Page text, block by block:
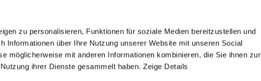
zu personalisieren, Funktionen für soziale Medien bereitzustellen und
Informationen über Ihre Nutzung unserer Website mit unseren Social
möglicherweise mit anderen Informationen kombinieren, die Sie ihnen zur
ihrer Dienste gesammelt haben. Zeige Details
US website